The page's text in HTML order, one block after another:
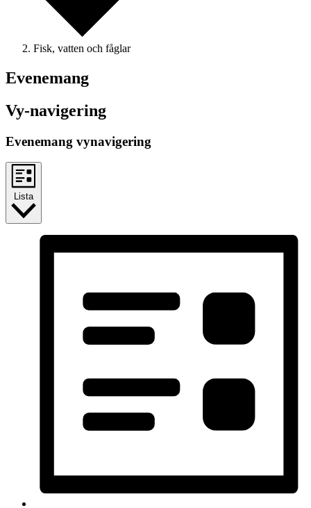
Fisk, vatten och fåglar
Evenemang
Vy-navigering
Evenemang vynavigering
Lista